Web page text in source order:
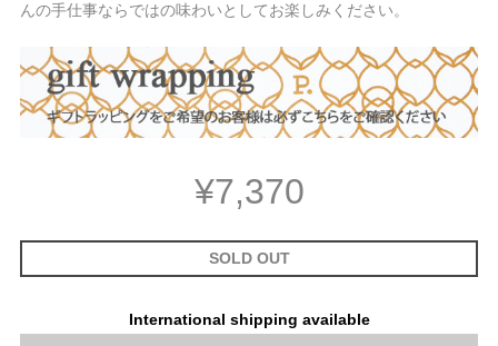
んの手仕事ならではの味わいとしてお楽しみください。
¥7,370
SOLD OUT
International shipping available